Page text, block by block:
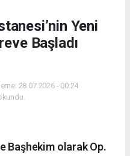
Yeni
Başladı
28.07.2026 - 00:24
Başhekim olarak Op.